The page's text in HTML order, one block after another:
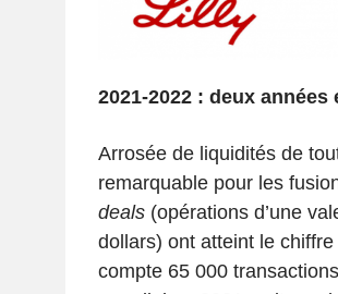
2021-2022 : deux années
Arrosée de liquidités de
remarquable pour les
deals(opérations d’une
dollars) ont atteint le
compte 65 000